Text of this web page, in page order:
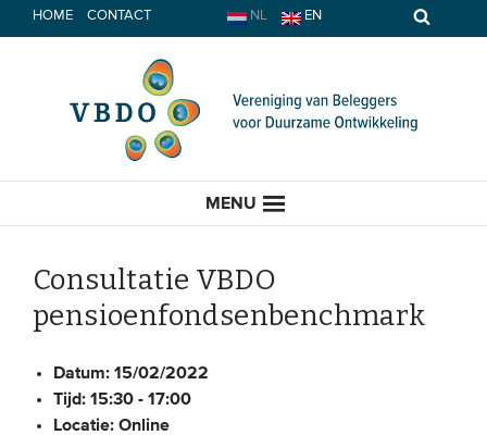
Spring
naar
HOME CONTACT NL EN
MENU
HOME
Consultatie VBDO
pensioenfondsenbenchmark
Datum:15/02/2022
Tijd:15:30 - 17:00
Locatie:Online